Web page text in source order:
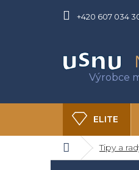
+420 607 034
ELITE
O USNU
DomůTipy a